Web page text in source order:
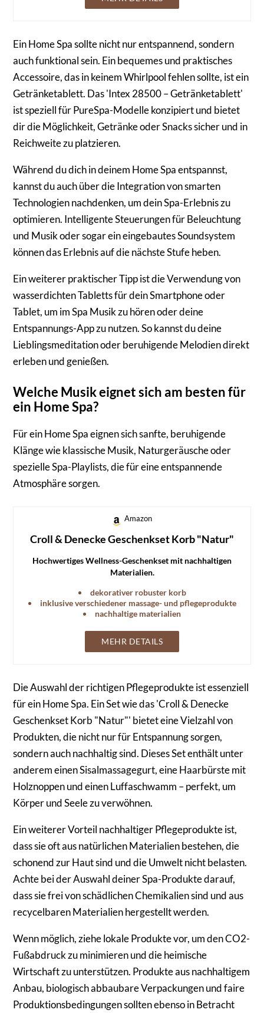
Ein Home Spa sollte nicht nur entspannend, sondern
auch funktional sein. Ein bequemes und praktisches
Accessoire, das in keinem Whirlpool fehlen sollte, ist ein
Getränketablett. Das 'Intex 28500 – Getränketablett'
ist speziell für PureSpa-Modelle konzipiert und bietet
dir die Möglichkeit, Getränke oder Snacks sicher und in
Reichweite zu platzieren.
Während du dich in deinem Home Spa entspannst,
kannst du auch über die Integration von smarten
Technologien nachdenken, um dein Spa-Erlebnis zu
optimieren. Intelligente Steuerungen für Beleuchtung
und Musik oder sogar ein eingebautes Soundsystem
können das Erlebnis auf die nächste Stufe heben.
Ein weiterer praktischer Tipp ist die Verwendung von
wasserdichten Tabletts für dein Smartphone oder
Tablet, um im Spa Musik zu hören oder deine
Entspannungs-App zu nutzen. So kannst du deine
Lieblingsmeditation oder beruhigende Melodien direkt
erleben und genießen.
Welche Musik eignet sich am besten für
ein Home Spa?
Für ein Home Spa eignen sich sanfte, beruhigende
Klänge wie klassische Musik, Naturgeräusche oder
spezielle Spa-Playlists, die für eine entspannende
Atmosphäre sorgen.
Amazon
Croll & Denecke Geschenkset Korb "Natur"
Hochwertiges Wellness-Geschenkset mit nachhaltigen
Materialien.
dekorativer robuster korb
inklusive verschiedener massage- und pflegeprodukte
nachhaltige materialien
MEHR DETAILS
Die Auswahl der richtigen Pflegeprodukte ist essenziell
für ein Home Spa. Ein Set wie das 'Croll & Denecke
Geschenkset Korb "Natur"' bietet eine Vielzahl von
Produkten, die nicht nur für Entspannung sorgen,
sondern auch nachhaltig sind. Dieses Set enthält unter
anderem einen Sisalmassagegurt, eine Haarbürste mit
Holznoppen und einen Luffaschwamm – perfekt, um
Körper und Seele zu verwöhnen.
Ein weiterer Vorteil nachhaltiger Pflegeprodukte ist,
dass sie oft aus natürlichen Materialien bestehen, die
schonend zur Haut sind und die Umwelt nicht belasten.
Achte bei der Auswahl deiner Spa-Produkte darauf,
dass sie frei von schädlichen Chemikalien sind und aus
recycelbaren Materialien hergestellt werden.
Wenn möglich, ziehe lokale Produkte vor, um den CO2-
Fußabdruck zu minimieren und die heimische
Wirtschaft zu unterstützen. Produkte aus nachhaltigem
Anbau, biologisch abbaubare Verpackungen und faire
Produktionsbedingungen sollten ebenso in Betracht